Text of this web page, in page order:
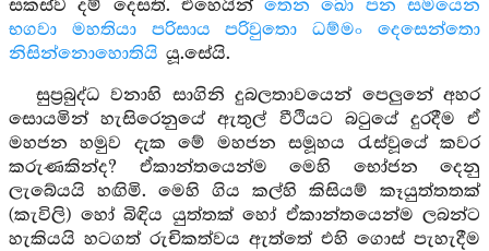
සකස්ව දම් දෙසති. එහෙයින්තෙන ඛො පන සමයෙන
භගවා මහතියා පරිසාය පරිවුතො ධම්මං දෙසෙන්තො
නිසින්නොහොතියි යූ.සේයි.
සුප්‍රබුද්ධ වනාහි සාගිනි දුබලතාවයෙන් පෙලුනේ අහර
සොයමින් හැසිරෙනුයේ ඇතුල් වීථියට බටුයේ දුරදීම ඒ
මහජන හමුව දැක මේ මහජන සමූහය රැස්වූයේ කවර
කරුණකින්ද? ඒකාන්තයෙන්ම මෙහි භෝජන දෙනු
ලැබේයයි හඟිමි. මෙහි ගිය කල්හි කිසියම් කෑයුත්තතක්
(කැවිලි) හෝ බිඳිය යුත්තක් හෝ ඒකාන්තයෙන්ම ලබන්ට
හැකියයි හටගත් රුචිකත්වය ඇත්තේ එහි ගොස් පැහැදීම